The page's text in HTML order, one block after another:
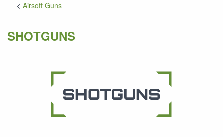
Airsoft Guns
SHOTGUNS